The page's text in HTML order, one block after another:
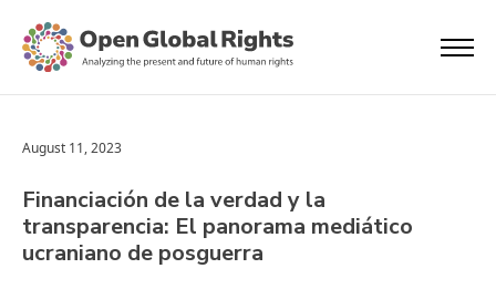
August 11, 2023
Financiación de la verdad y la
transparencia: El panorama mediático
ucraniano de posguerra